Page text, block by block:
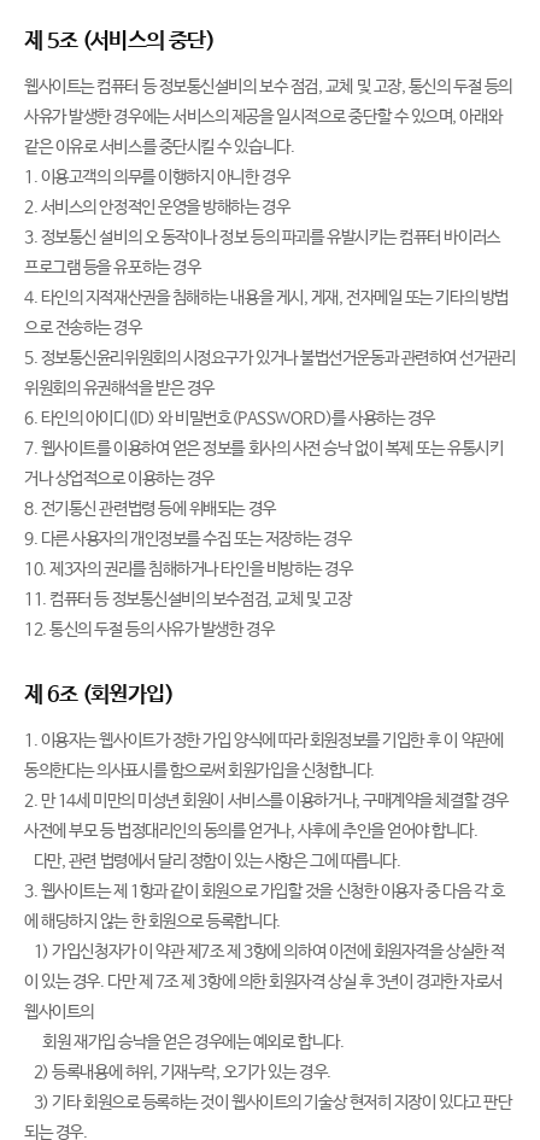
제 5조 (서비스의 중단)
웹사이트는 컴퓨터 등 정보통신설비의 보수 점검, 교체 및 고장, 통신의 두절 등의
사유가 발생한 경우에는 서비스의 제공을 일시적으로 중단할 수 있으며, 아래와
같은 이유로 서비스를 중단시킬 수 있습니다.
1. 이용고객의 의무를 이행하지 아니한 경우
2. 서비스의 안정적인 운영을 방해하는 경우
3. 정보통신 설비의 오 동작이나 정보 등의 파괴를 유발시키는 컴퓨터 바이러스
프로그램 등을 유포하는 경우
4. 타인의 지적재산권을 침해하는 내용을 게시, 게재, 전자메일 또는 기타의 방법
으로 전송하는 경우
5. 정보통신윤리위원회의 시정요구가 있거나 불법선거운동과 관련하여 선거관리
위원회의 유권해석을 받은 경우
6. 타인의 아이디(ID) 와 비밀번호(PASSWORD)를 사용하는 경우
7. 웹사이트를 이용하여 얻은 정보를 회사의 사전 승낙 없이 복제 또는 유통시키
거나 상업적으로 이용하는 경우
8. 전기통신 관련법령 등에 위배되는 경우
9. 다른 사용자의 개인정보를 수집 또는 저장하는 경우
10. 제3자의 권리를 침해하거나 타인을 비방하는 경우
11. 컴퓨터 등 정보통신설비의 보수점검, 교체 및 고장
12. 통신의 두절 등의 사유가 발생한 경우
제 6조 (회원가입)
1. 이용자는 웹사이트가 정한 가입 양식에 따라 회원정보를 기입한 후 이 약관에
동의한다는 의사표시를 함으로써 회원가입을 신청합니다.
2. 만 14세 미만의 미성년 회원이 서비스를 이용하거나, 구매계약을 체결할 경우
사전에 부모 등 법정대리인의 동의를 얻거나, 사후에 추인을 얻어야 합니다.
다만, 관련 법령에서 달리 정함이 있는 사항은 그에 따릅니다.
3. 웹사이트는 제 1항과 같이 회원으로 가입할 것을 신청한 이용자 중 다음 각 호
에 해당하지 않는 한 회원으로 등록합니다.
1) 가입신청자가 이 약관 제7조 제 3항에 의하여 이전에 회원자격을 상실한 적
이 있는 경우. 다만 제 7조 제 3항에 의한 회원자격 상실 후 3년이 경과한 자로서
웹사이트의
회원 재가입 승낙을 얻은 경우에는 예외로 합니다.
2) 등록내용에 허위, 기재누락, 오기가 있는 경우.
3) 기타 회원으로 등록하는 것이 웹사이트의 기술상 현저히 지장이 있다고 판단
되는 경우.